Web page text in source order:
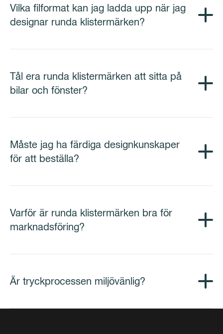
Vilka filformat kan jag ladda upp när jag
designar runda klistermärken?
Tål era runda klistermärken att sitta på
bilar och fönster?
Måste jag ha färdiga designkunskaper
för att beställa?
Varför är runda klistermärken bra för
marknadsföring?
Är tryckprocessen miljövänlig?